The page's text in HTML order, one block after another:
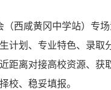
（西咸黄冈中学站）专
计划、专业特色、录取
距离对接高校资源、获
校、稳妥填报。